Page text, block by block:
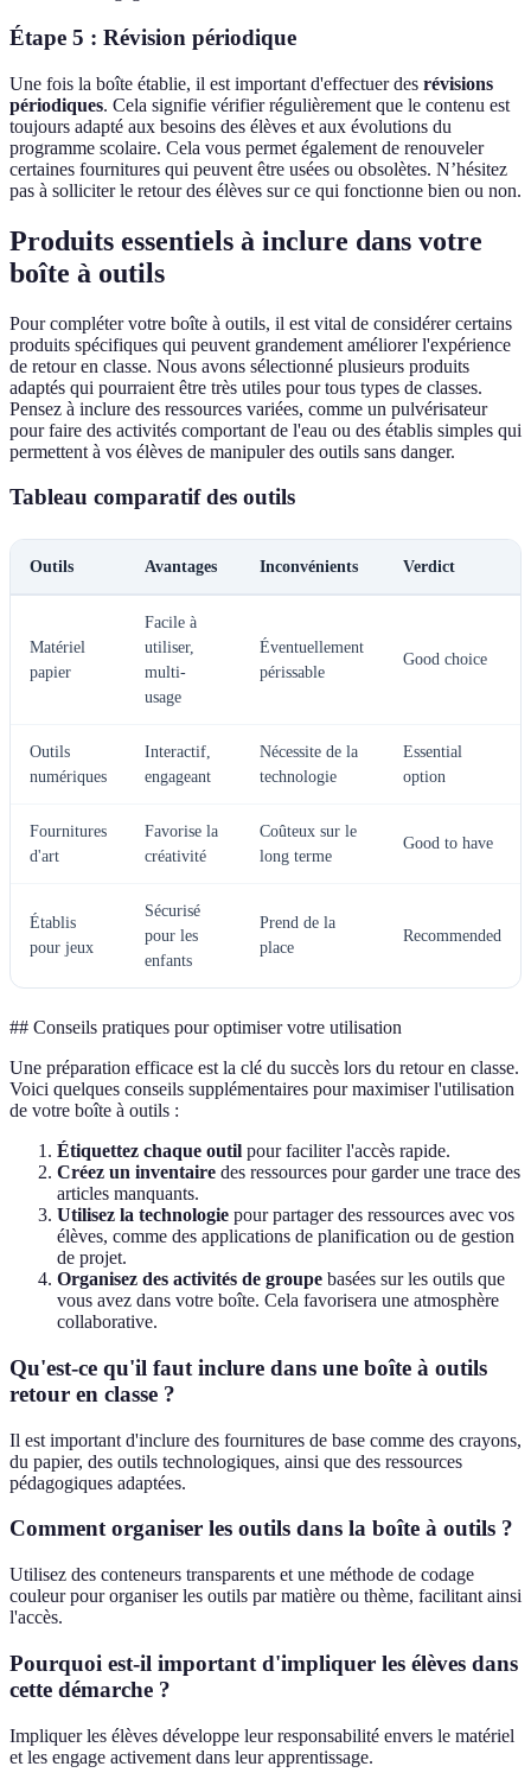
Étape 5 : Révision périodique
Une fois la boîte établie, il est important d'effectuer des révisions
périodiques. Cela signifie vérifier régulièrement que le contenu est
toujours adapté aux besoins des élèves et aux évolutions du
programme scolaire. Cela vous permet également de renouveler
certaines fournitures qui peuvent être usées ou obsolètes. N’hésitez
pas à solliciter le retour des élèves sur ce qui fonctionne bien ou non.
Produits essentiels à inclure dans votre
boîte à outils
Pour compléter votre boîte à outils, il est vital de considérer certains
produits spécifiques qui peuvent grandement améliorer l'expérience
de retour en classe. Nous avons sélectionné plusieurs produits
adaptés qui pourraient être très utiles pour tous types de classes.
Pensez à inclure des ressources variées, comme un pulvérisateur
pour faire des activités comportant de l'eau ou des établis simples qui
permettent à vos élèves de manipuler des outils sans danger.
Tableau comparatif des outils
Outils Avantages Inconvénients Verdict
Matériel
papier
Facile à
utiliser,
multi-
usage
Éventuellement
périssable
Good choice
Outils
numériques
Interactif,
engageant
Nécessite de la
technologie
Essential
option
Fournitures
d'art
Favorise la
créativité
Coûteux sur le
long terme
Good to have
Établis
pour jeux
Sécurisé
pour les
enfants
Prend de la
place
Recommended
## Conseils pratiques pour optimiser votre utilisation
Une préparation efficace est la clé du succès lors du retour en classe.
Voici quelques conseils supplémentaires pour maximiser l'utilisation
de votre boîte à outils :
Étiquettez chaque outil pour faciliter l'accès rapide.
Créez un inventaire des ressources pour garder une trace des
articles manquants.
Utilisez la technologie pour partager des ressources avec vos
élèves, comme des applications de planification ou de gestion
de projet.
Organisez des activités de groupe basées sur les outils que
vous avez dans votre boîte. Cela favorisera une atmosphère
collaborative.
Qu'est-ce qu'il faut inclure dans une boîte à outils
retour en classe ?
Il est important d'inclure des fournitures de base comme des crayons,
du papier, des outils technologiques, ainsi que des ressources
pédagogiques adaptées.
Comment organiser les outils dans la boîte à outils ?
Utilisez des conteneurs transparents et une méthode de codage
couleur pour organiser les outils par matière ou thème, facilitant ainsi
l'accès.
Pourquoi est-il important d'impliquer les élèves dans
cette démarche ?
Impliquer les élèves développe leur responsabilité envers le matériel
et les engage activement dans leur apprentissage.